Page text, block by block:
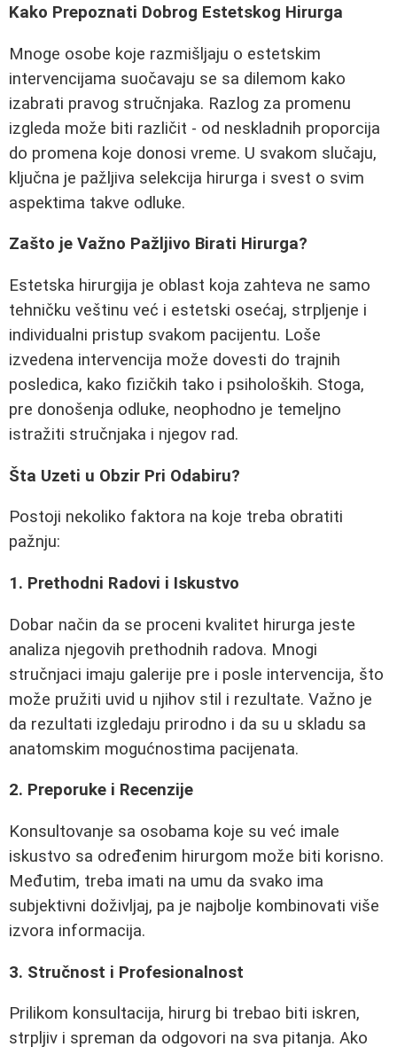
Kako Prepoznati Dobrog Estetskog Hirurga
Mnoge osobe koje razmišljaju o estetskim
intervencijama suočavaju se sa dilemom kako
izabrati pravog stručnjaka. Razlog za promenu
izgleda može biti različit - od neskladnih proporcija
do promena koje donosi vreme. U svakom slučaju,
ključna je pažljiva selekcija hirurga i svest o svim
aspektima takve odluke.
Zašto je Važno Pažljivo Birati Hirurga?
Estetska hirurgija je oblast koja zahteva ne samo
tehničku veštinu već i estetski osećaj, strpljenje i
individualni pristup svakom pacijentu. Loše
izvedena intervencija može dovesti do trajnih
posledica, kako fizičkih tako i psiholoških. Stoga,
pre donošenja odluke, neophodno je temeljno
istražiti stručnjaka i njegov rad.
Šta Uzeti u Obzir Pri Odabiru?
Postoji nekoliko faktora na koje treba obratiti
pažnju:
1. Prethodni Radovi i Iskustvo
Dobar način da se proceni kvalitet hirurga jeste
analiza njegovih prethodnih radova. Mnogi
stručnjaci imaju galerije pre i posle intervencija, što
može pružiti uvid u njihov stil i rezultate. Važno je
da rezultati izgledaju prirodno i da su u skladu sa
anatomskim mogućnostima pacijenata.
2. Preporuke i Recenzije
Konsultovanje sa osobama koje su već imale
iskustvo sa određenim hirurgom može biti korisno.
Međutim, treba imati na umu da svako ima
subjektivni doživljaj, pa je najbolje kombinovati više
izvora informacija.
3. Stručnost i Profesionalnost
Prilikom konsultacija, hirurg bi trebao biti iskren,
strpljiv i spreman da odgovori na sva pitanja. Ako